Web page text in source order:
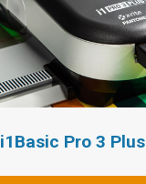
i1Basic Pro 3 Plus